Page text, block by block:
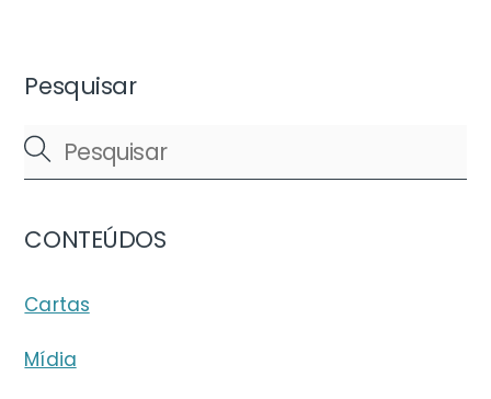
Pesquisar
CONTEÚDOS
Cartas
Mídia